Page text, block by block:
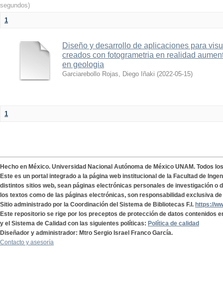
segundos)
1
Diseño y desarrollo de aplicaciones para
creados con fotogrametria en realidad
en geologia
Garciarebollo Rojas, Diego Iñaki (2022-05-15)
1
Hecho en México. Universidad Nacional Autónoma de México UNAM. Todos
Este es un portal integrado a la página web institucional de la Facultad de
distintos sitios web, sean páginas electrónicas personales de investigación o
los textos como de las páginas electrónicas, son responsabilidad exclusiva
Sitio administrado por la Coordinación del Sistema de Bibliotecas F.I. https://
Este repositorio se rige por los preceptos de protección de datos contenidos
y el Sistema de Calidad con las siguientes políticas: Política de calidad
Diseñador y administrador: Mtro Sergio Israel Franco García.
Contacto y asesoría